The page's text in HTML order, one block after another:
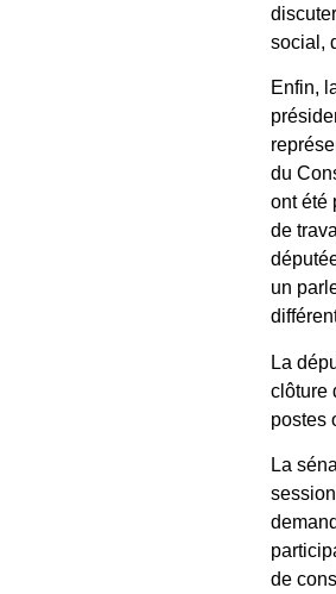
social,
Enfin,
du
ont été
de
un
La
clôture
postes
La
de